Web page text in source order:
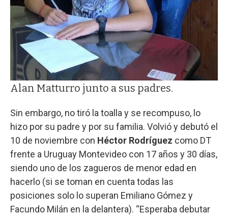
Alan Matturro junto a sus padres.
Sin embargo, no tiró la toalla y se recompuso, lo
hizo por su padre y por su familia. Volvió y debutó el
10 de noviembre con Héctor Rodríguez como DT
frente a Uruguay Montevideo con 17 años y 30 días,
siendo uno de los zagueros de menor edad en
hacerlo (si se toman en cuenta todas las
posiciones solo lo superan Emiliano Gómez y
Facundo Milán en la delantera). “Esperaba debutar